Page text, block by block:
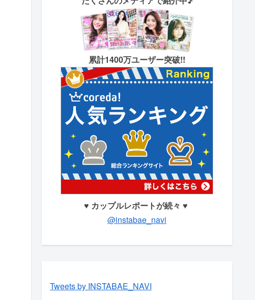
累計1400万ユーザー突破!!
♥ カップルレポートが続々 ♥
@instabae_navi
Tweets by INSTABAE_NAVI